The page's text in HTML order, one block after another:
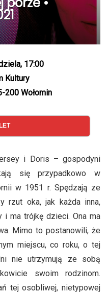
17:00
Kultury
200 Wołomin
i Doris – gospodyni
się przypadkowo w
w 1951 r. Spędzają ze
rzut oka, jak każda inna,
i ma trójkę dzieci. Ona ma
Mimo to postanowili, że
miejscu, co roku, o tej
nie utrzymują ze sobą
swoim rodzinom.
tej osobliwej, nietypowej